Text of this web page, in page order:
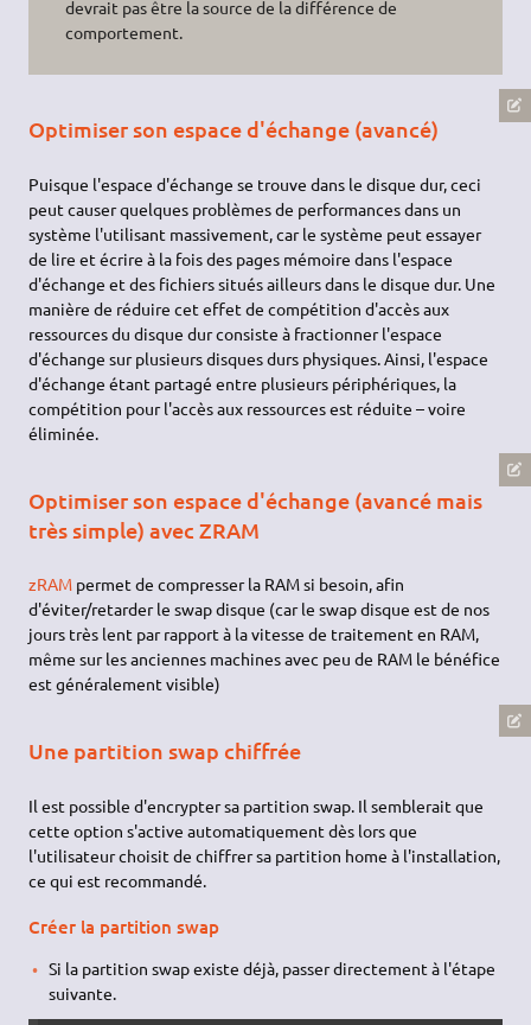
devrait pas être la source de la différence de
comportement.
Optimiser son espace d'échange (avancé)
Puisque l'espace d'échange se trouve dans le disque dur, ceci
peut causer quelques problèmes de performances dans un
système l'utilisant massivement, car le système peut essayer
de lire et écrire à la fois des pages mémoire dans l'espace
d'échange et des fichiers situés ailleurs dans le disque dur. Une
manière de réduire cet effet de compétition d'accès aux
ressources du disque dur consiste à fractionner l'espace
d'échange sur plusieurs disques durs physiques. Ainsi, l'espace
d'échange étant partagé entre plusieurs périphériques, la
compétition pour l'accès aux ressources est réduite – voire
éliminée.
Optimiser son espace d'échange (avancé mais
très simple) avec ZRAM
zRAM permet de compresser la RAM si besoin, afin
d'éviter/retarder le swap disque (car le swap disque est de nos
jours très lent par rapport à la vitesse de traitement en RAM,
même sur les anciennes machines avec peu de RAM le bénéfice
est généralement visible)
Une partition swap chiffrée
Il est possible d'encrypter sa partition swap. Il semblerait que
cette option s'active automatiquement dès lors que
l'utilisateur choisit de chiffrer sa partition home à l'installation,
ce qui est recommandé.
Créer la partition swap
Si la partition swap existe déjà, passer directement à l'étape
suivante.